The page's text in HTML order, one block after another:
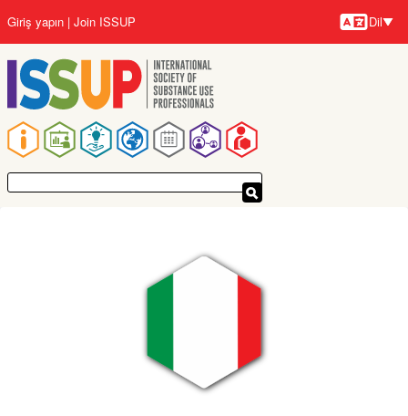
içeriğe
atla
Giriş yapın Join ISSUP
Diller
Dil
Ana
gezinti